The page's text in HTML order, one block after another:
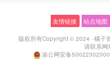
友情链接 站点地图
版权所有Copyright © 2024 · 橘子
请联系网
渝公网安备